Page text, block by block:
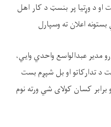
او د وړتیا پر بنسټ د کار اهل
اعلان ته وسپارل
مدیر عبدالواسع واحدي وایي،
د تدارکاتو او بل شپږم بست
کسان کولای شي ورته نوم